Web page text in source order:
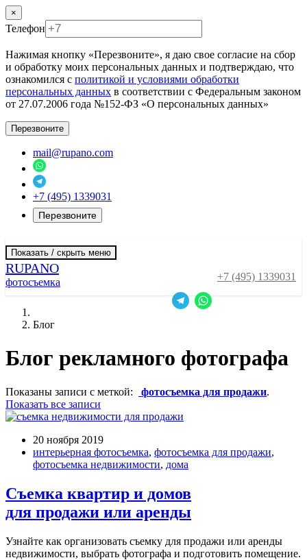
×
Телефон
Нажимая кнопку «Перезвоните», я даю свое согласие на сбор
и обработку моих персональных данных и подтверждаю, что
ознакомился с политикой и условиями обработки
персональных данных в соответствии с Федеральным законом
от 27.07.2006 года №152-ФЗ «О персональных данных»
Перезвоните
mail@rupano.com
+7 (495) 1339031
Перезвоните
Показать / скрыть меню
+7 (495) 1339031
RUPANO
фотосъемка
Блог
Блог рекламного фотографа
Показаны записи с меткой: фотосъемка для продажи.
Показать все записи
20 ноября 2019
интерьерная фотосъемка, фотосъемка для продажи,
фотосъемка недвижимости, дома
Съемка квартир и домов
для продажи или аренды
Узнайте как организовать съемку для продажи или аренды
недвижимости, выбрать фотографа и подготовить помещение.